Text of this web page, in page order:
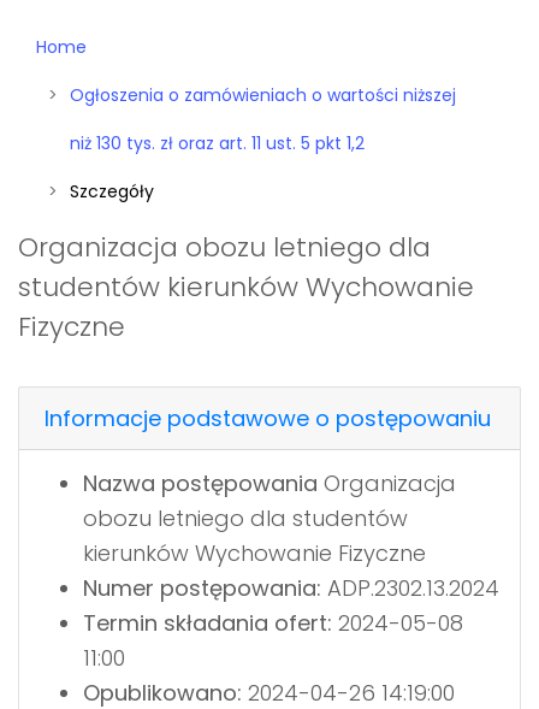
Home
Ogłoszenia o zamówieniach o wartości niższej
niż 130 tys. zł oraz art. 11 ust. 5 pkt 1,2
Szczegóły
Organizacja obozu letniego dla
studentów kierunków Wychowanie
Fizyczne
Informacje podstawowe o postępowaniu
Nazwa postępowania Organizacja
obozu letniego dla studentów
kierunków Wychowanie Fizyczne
Numer postępowania: ADP.2302.13.2024
Termin składania ofert: 2024-05-08
11:00
Opublikowano: 2024-04-26 14:19:00